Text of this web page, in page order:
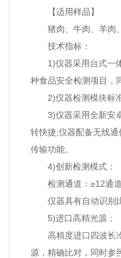
【适用样品】
猪肉、牛肉、羊肉
技术指标：
1)仪器采用台式一体
种食品安全检测项目，
2)仪器检测模块标准
3)仪器采用全新安卓
转快捷;仪器配备无线
传输功能。
4)创新检测模式：
检测通道：≥12通道;
仪器具有自动识别比
5)进口高精光源：
高精度进口四波长冷
源，精确比对，同时参